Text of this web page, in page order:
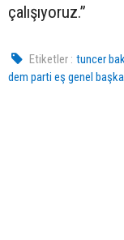
çalışıyoruz.”
Etiketler : tuncer
dem parti eş genel